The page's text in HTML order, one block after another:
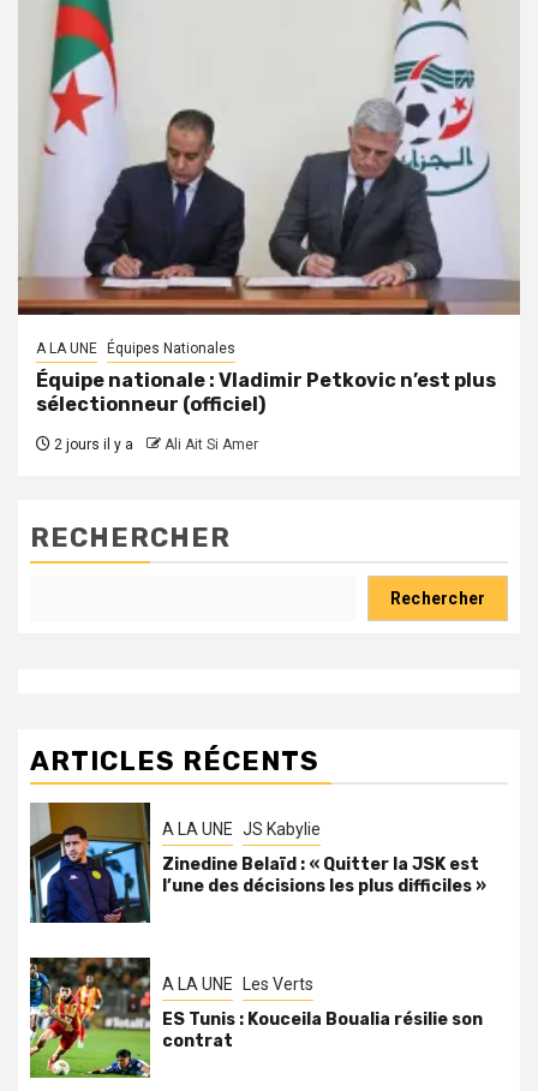
A LA UNE Équipes Nationales
Équipe nationale : Vladimir Petkovic n’est plus
sélectionneur (officiel)
2 jours il y a Ali Ait Si Amer
RECHERCHER
Rechercher
ARTICLES RÉCENTS
A LA UNE JS Kabylie
Zinedine Belaïd : « Quitter la JSK est
l’une des décisions les plus difficiles »
A LA UNE Les Verts
ES Tunis : Kouceila Boualia résilie son
contrat